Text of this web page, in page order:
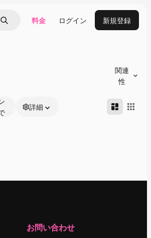
検索
検索 料金 ログイン 新規登録
関連
性
詳細
お問い合わせ